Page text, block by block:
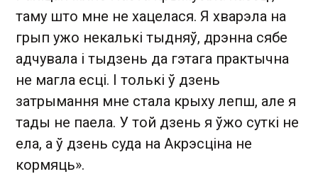
таму што мне не хацелася. Я хварэла на
грып ужо некалькі тыдняў, дрэнна сябе
адчувала і тыдзень да гэтага практычна
не магла есці. І толькі ў дзень
затрымання мне стала крыху лепш, але я
тады не паела. У той дзень я ўжо суткі не
ела, а ў дзень суда на Акрэсціна не
кормяць».